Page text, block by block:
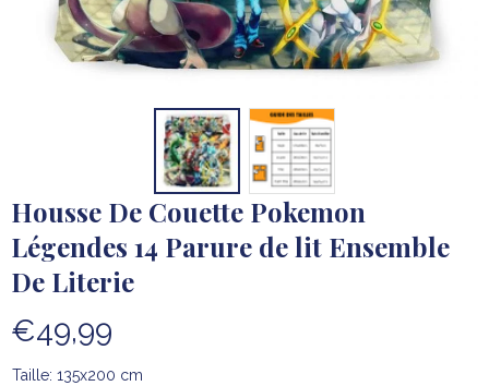
Housse De Couette Pokemon
Légendes 14 Parure de lit Ensemble
De Literie
€49,99
Taille: 135x200 cm